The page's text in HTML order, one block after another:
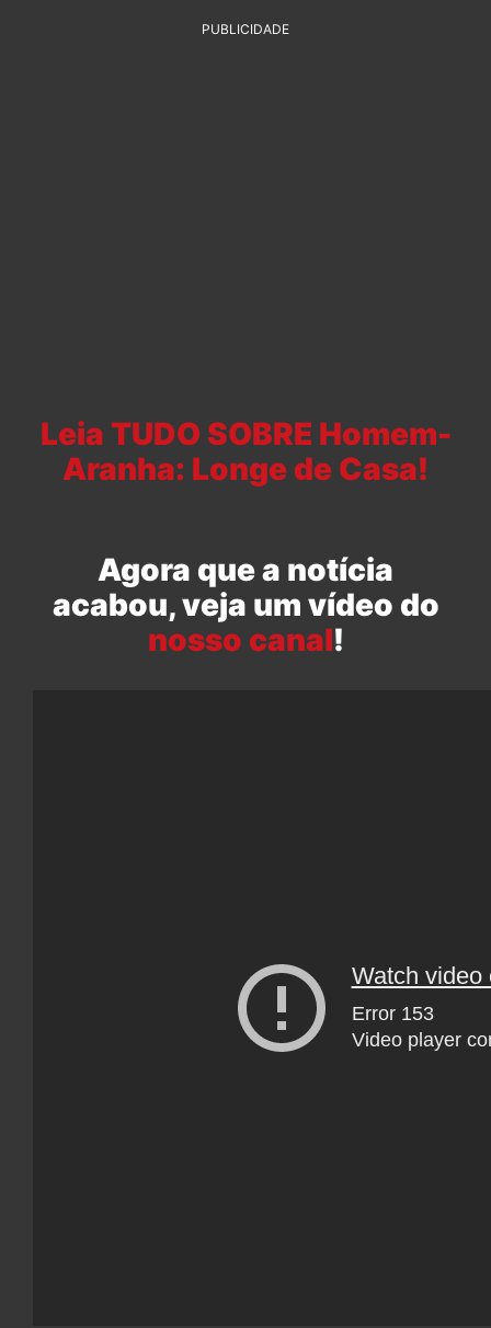
PUBLICIDADE
Leia TUDO SOBRE Homem-
Aranha: Longe de Casa!
Agora que a notícia
acabou, veja um vídeo do
nosso canal!